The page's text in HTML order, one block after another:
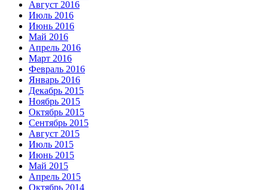
Август 2016
Июль 2016
Июнь 2016
Май 2016
Апрель 2016
Март 2016
Февраль 2016
Январь 2016
Декабрь 2015
Ноябрь 2015
Октябрь 2015
Сентябрь 2015
Август 2015
Июль 2015
Июнь 2015
Май 2015
Апрель 2015
Октябрь 2014